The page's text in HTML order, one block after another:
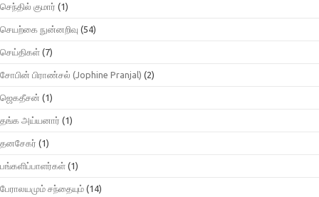
செந்தில் குமார் (1)
செயற்கை நுன்னறிவு (54)
செய்திகள் (7)
சோபின் பிராண்சல் (Jophine Pranjal) (2)
ஜெகதீசன் (1)
தங்க அய்யனார் (1)
தனசேகர் (1)
பங்களிப்பாளர்கள் (1)
பேராலயமும் சந்தையும் (14)